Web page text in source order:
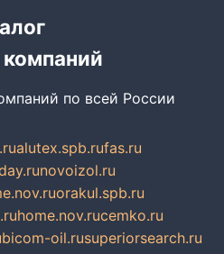
по всей России
alutex.spb.rufas.ru
novoizol.ru
orakul.spb.ru
home.nov.rucemko.ru
bicom-oil.rusuperiorsearch.ru